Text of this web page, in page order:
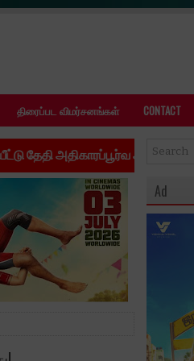
திரைப்பட விமர்சனங்கள் CONTACT
அறிவிப்பு: ஆகஸ்ட் 28-ல் உலகம்
Ad